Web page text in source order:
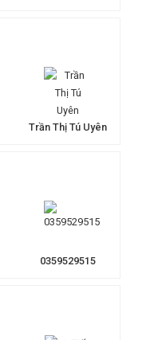
Trần Thị Tú Uyên
0359529515